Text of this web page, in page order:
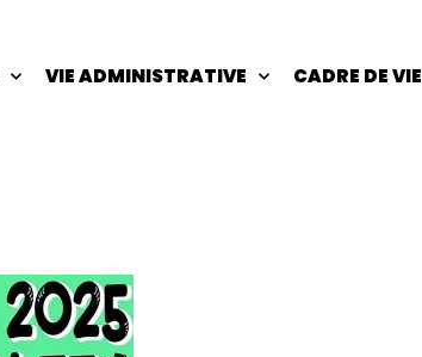
VIE ADMINISTRATIVE CADRE DE VIE